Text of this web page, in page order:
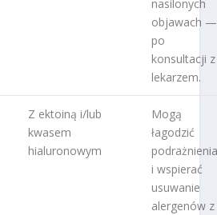
nasilonych
objawach —
po
konsultacji z
lekarzem.
Z ektoiną i/lub
kwasem
hialuronowym
Mogą
łagodzić
i wspierać
usuwanie
alergenów z